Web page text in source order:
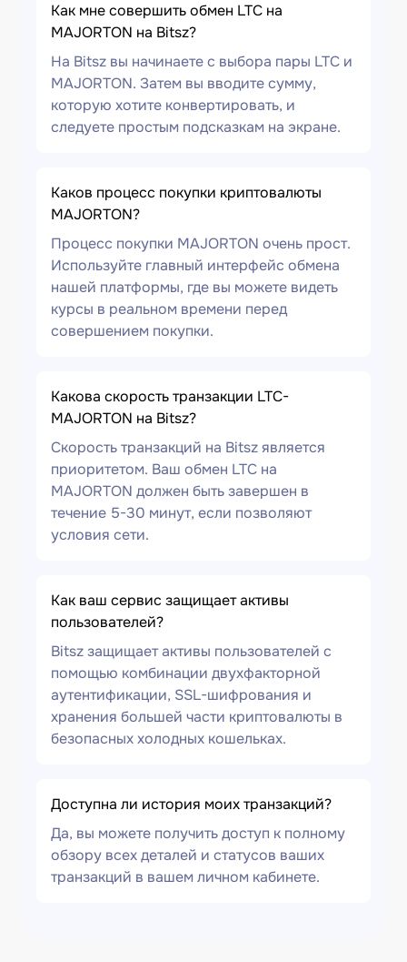
Как мне совершить обмен LTC на
MAJORTON на Bitsz?
На Bitsz вы начинаете с выбора пары LTC и
MAJORTON. Затем вы вводите сумму,
которую хотите конвертировать, и
следуете простым подсказкам на экране.
Каков процесс покупки криптовалюты
MAJORTON?
Процесс покупки MAJORTON очень прост.
Используйте главный интерфейс обмена
нашей платформы, где вы можете видеть
курсы в реальном времени перед
совершением покупки.
Какова скорость транзакции LTC-
MAJORTON на Bitsz?
Скорость транзакций на Bitsz является
приоритетом. Ваш обмен LTC на
MAJORTON должен быть завершен в
течение 5-30 минут, если позволяют
условия сети.
Как ваш сервис защищает активы
пользователей?
Bitsz защищает активы пользователей с
помощью комбинации двухфакторной
аутентификации, SSL-шифрования и
хранения большей части криптовалюты в
безопасных холодных кошельках.
Доступна ли история моих транзакций?
Да, вы можете получить доступ к полному
обзору всех деталей и статусов ваших
транзакций в вашем личном кабинете.